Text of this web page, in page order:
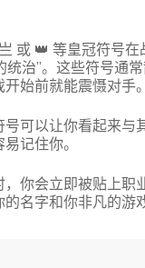
👑 等皇冠符号在
统治”。这些符号通
始前就能震慑对手。
可以让你看起来与
记住你。
你会立即被贴上职
名字和你非凡的游